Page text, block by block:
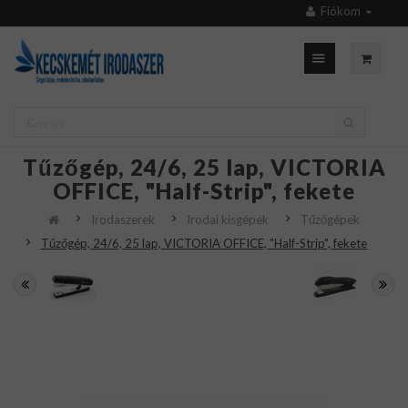
Fiókom
Tűzőgép, 24/6, 25 lap, VICTORIA
OFFICE, "Half-Strip", fekete
Irodaszerek Irodai kisgépek
Tűzőgépek
Tűzőgép, 24/6, 25 lap, VICTORIA OFFICE, "Half-Strip", fekete